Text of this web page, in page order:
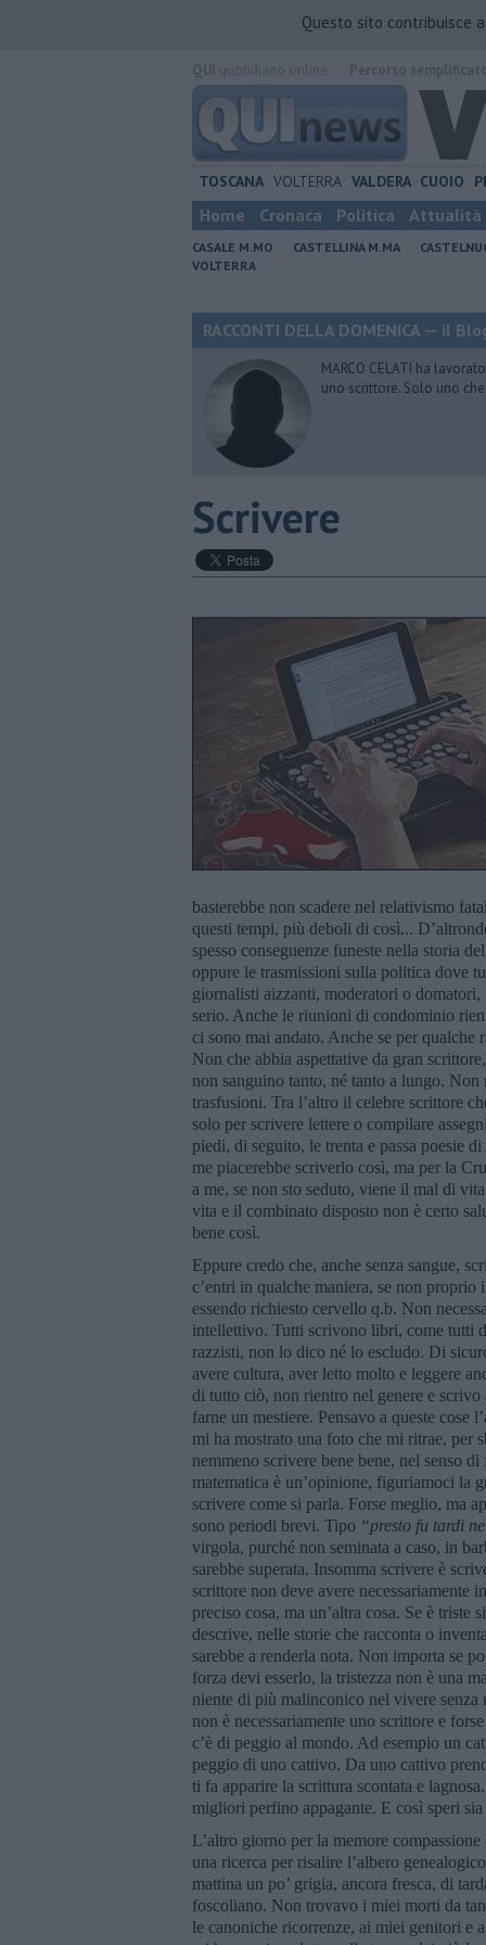
Questo sito contribuisce
TOSCANA VOLTERRA VALDERA CUOIO
Home Cronaca Politica Attualità
CASALE M.MO CASTELLINA M.MA
VOLTERRA
RACCONTI DELLA DOMENICA — il
MARCO CELATI ha
uno scrittore. Solo uno
Scrivere
basterebbe non scadere nel relativismo
questi tempi, più deboli di così...
spesso conseguenze funeste nella storia
oppure le trasmissioni sulla politica dove
giornalisti aizzanti, moderatori o
serio. Anche le riunioni di condominio
ci sono mai andato. Anche se per
Non che abbia aspettative da gran
non sanguino tanto, né tanto a lungo.
trasfusioni. Tra l’altro il celebre scrittore
solo per scrivere lettere o compilare
piedi, di seguito, le trenta e passa poesie
me piacerebbe scriverlo così, ma per la
a me, se non sto seduto, viene il mal di
vita e il combinato disposto non è certo
bene così.
Eppure credo che, anche senza sangue,
c’entri in qualche maniera, se non
essendo richiesto cervello q.b. Non
intellettivo. Tutti scrivono libri, come tutti
razzisti, non lo dico né lo escludo. Di
avere cultura, aver letto molto e leggere
di tutto ciò, non rientro nel genere e
farne un mestiere. Pensavo a queste cose
mi ha mostrato una foto che mi ritrae, per
nemmeno scrivere bene bene, nel senso
matematica è un’opinione, figuriamoci la
scrivere come si parla. Forse meglio, ma
sono periodi brevi. Tipo “presto fu tardi
virgola, purché non seminata a caso, in
sarebbe superata. Insomma scrivere è
scrittore non deve avere necessariamente
preciso cosa, ma un’altra cosa. Se è triste
descrive, nelle storie che racconta o
sarebbe a renderla nota. Non importa se
forza devi esserlo, la tristezza non è una
niente di più malinconico nel vivere
non è necessariamente uno scrittore e
c’è di peggio al mondo. Ad esempio un
peggio di uno cattivo. Da uno cattivo
ti fa apparire la scrittura scontata e
migliori perfino appagante. E così speri
L’altro giorno per la memore
una ricerca per risalire l’albero
mattina un po’ grigia, ancora fresca, di
foscoliano. Non trovavo i miei morti da
le canoniche ricorrenze, ai miei genitori e